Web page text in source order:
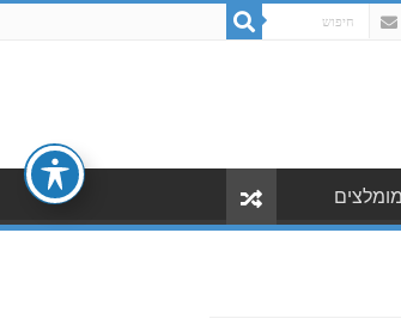
מומלצים